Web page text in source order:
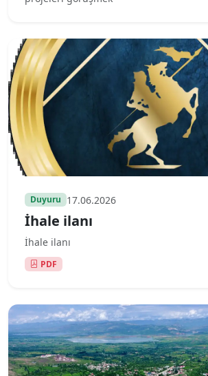
Duyuru 17.06.2026
İhale ilanı
İhale ilanı
PDF